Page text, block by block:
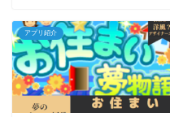
アプリ紹介